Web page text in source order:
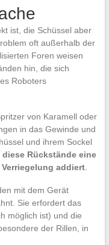
ist, die Schüssel aber
oft außerhalb der
Foren weisen
hin, die sich
Roboters
von Karamell oder
in das Gewinde und
und ihrem Sockel
diese Rückstände eine
addiert.
mit dem Gerät
Sie erfordert das
möglich ist) und die
der Rillen, in